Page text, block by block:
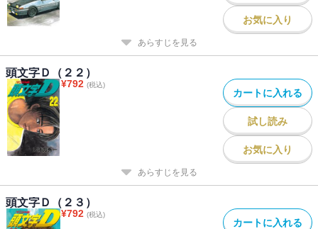
お気に入り
あらすじを見る
頭文字Ｄ（２２）
¥792 (税込)
カートに入れる
試し読み
お気に入り
あらすじを見る
頭文字Ｄ（２３）
¥792 (税込)
カートに入れる